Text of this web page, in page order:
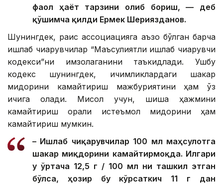
фаол ҳаёт тарзини олиб бориш, — деб
қўшимча қилди Ермек Шериязданов.
Шунингдек, раис ассоциацияга аъзо бўлган барча
ишлаб чиқарувчилар “Маъсулиятли ишлаб чиқарувчи
кодекси”ни имзолаганини таъкидлади. Ушбу
кодекс шунингдек, ичимликлардаги шакар
миқдорини камайтириш мажбуриятини ҳам ўз
ичига олади. Мисол учун, шиша ҳажмини
камайтириш орқали истеъмол миқдорини ҳам
камайтириш мумкин.
– Ишлаб чиқарувчилар 100 мл маҳсулотга
шакар миқдорини камайтирмоқда. Илгари
у ўртача 12,5 г / 100 мл ни ташкил этган
бўлса, ҳозир бу кўрсаткич 11 г дан